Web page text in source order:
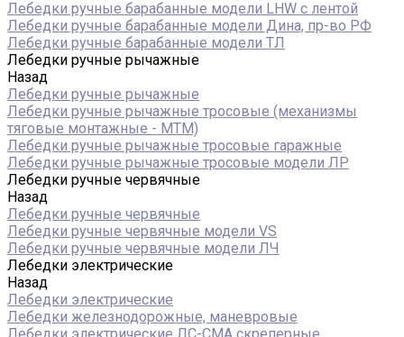
Лебедки ручные барабанные модели LHW c лентой
Лебедки ручные барабанные модели Дина, пр-во РФ
Лебедки ручные барабанные модели ТЛ
Лебедки ручные рычажные
Назад
Лебедки ручные рычажные
Лебедки ручные рычажные тросовые (механизмы
тяговые монтажные - МТМ)
Лебедки ручные рычажные тросовые гаражные
Лебедки ручные рычажные тросовые модели ЛР
Лебедки ручные червячные
Назад
Лебедки ручные червячные
Лебедки ручные червячные модели VS
Лебедки ручные червячные модели ЛЧ
Лебедки электрические
Назад
Лебедки электрические
Лебедки железнодорожные, маневровые